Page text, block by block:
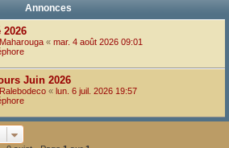
Annonces
Maharouga « mar. 4 août 2026 09:01
Juin 2026
Ralebodeco « lun. 6 juil. 2026 19:57